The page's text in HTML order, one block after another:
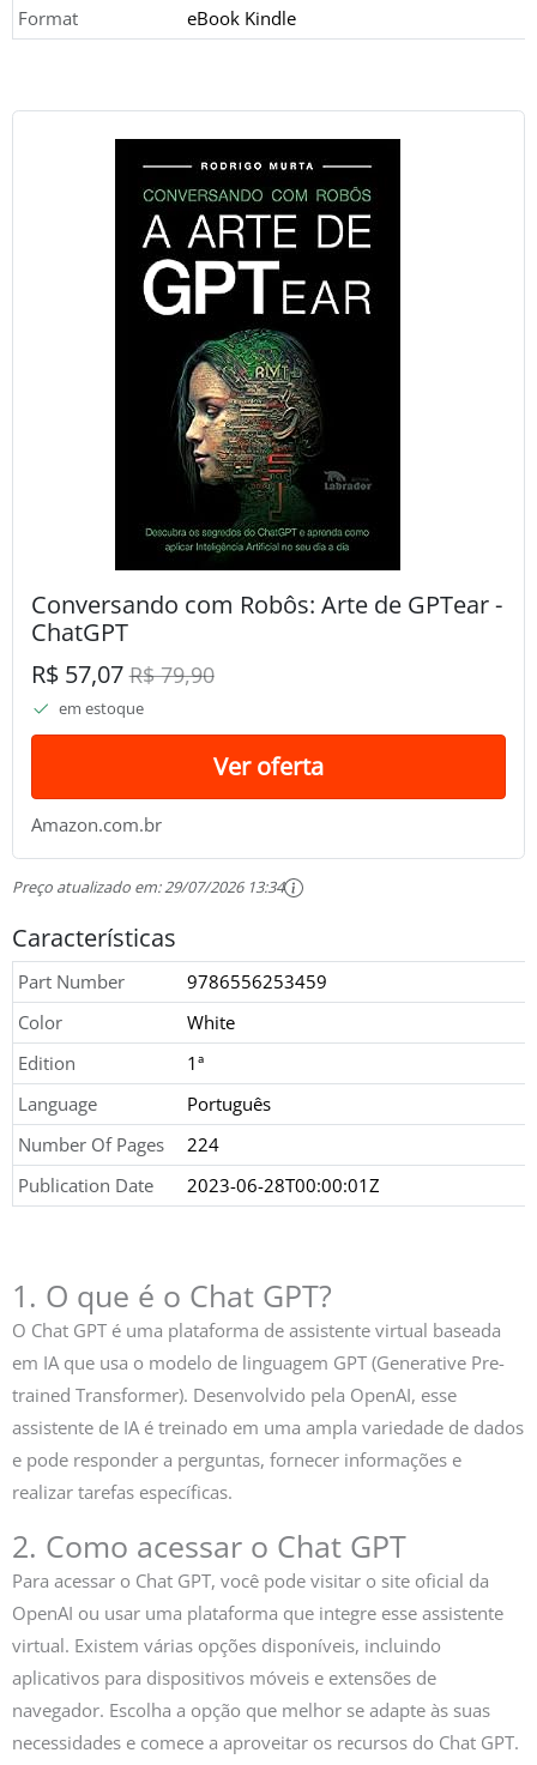
Format eBook Kindle
Conversando com Robôs: Arte de GPTear -
ChatGPT
R$ 57,07R$ 79,90
em estoque
Ver oferta
Amazon.com.br
Preço atualizado em:29/07/2026 13:34
Características
Part Number
9786556253459
Color
White
Edition
1ª
Language
Português
Number Of Pages
224
Publication Date
2023-06-28T00:00:01Z
1. O que é o Chat GPT?
O Chat GPT é uma plataforma de assistente virtual baseada
em IA que usa o modelo de linguagem GPT (Generative Pre-
trained Transformer). Desenvolvido pela OpenAI, esse
assistente de IA é treinado em uma ampla variedade de dados
e pode responder a perguntas, fornecer informações e
realizar tarefas específicas.
2. Como acessar o Chat GPT
Para acessar o Chat GPT, você pode visitar o site oficial da
OpenAI ou usar uma plataforma que integre esse assistente
virtual. Existem várias opções disponíveis, incluindo
aplicativos para dispositivos móveis e extensões de
navegador. Escolha a opção que melhor se adapte às suas
necessidades e comece a aproveitar os recursos do Chat GPT.